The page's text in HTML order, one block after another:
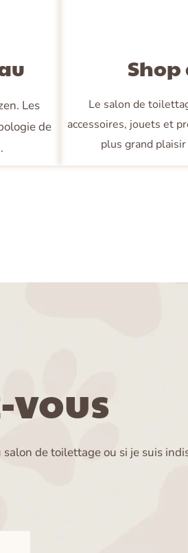
Les
de
Shop
Le salon de
accessoires, jouets et
plus grand
vous
de toilettage ou si je suis